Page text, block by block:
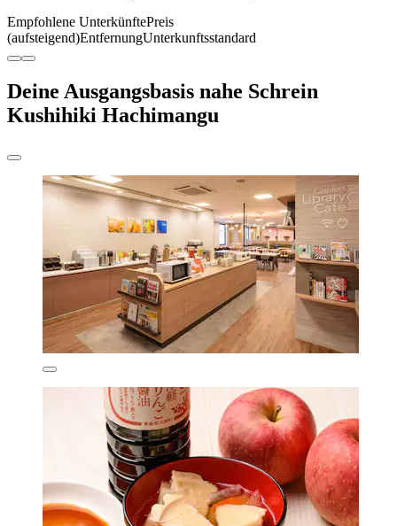
Empfohlene UnterkünftePreis
(aufsteigend)EntfernungUnterkunftsstandard
Deine Ausgangsbasis nahe Schrein
Kushihiki Hachimangu